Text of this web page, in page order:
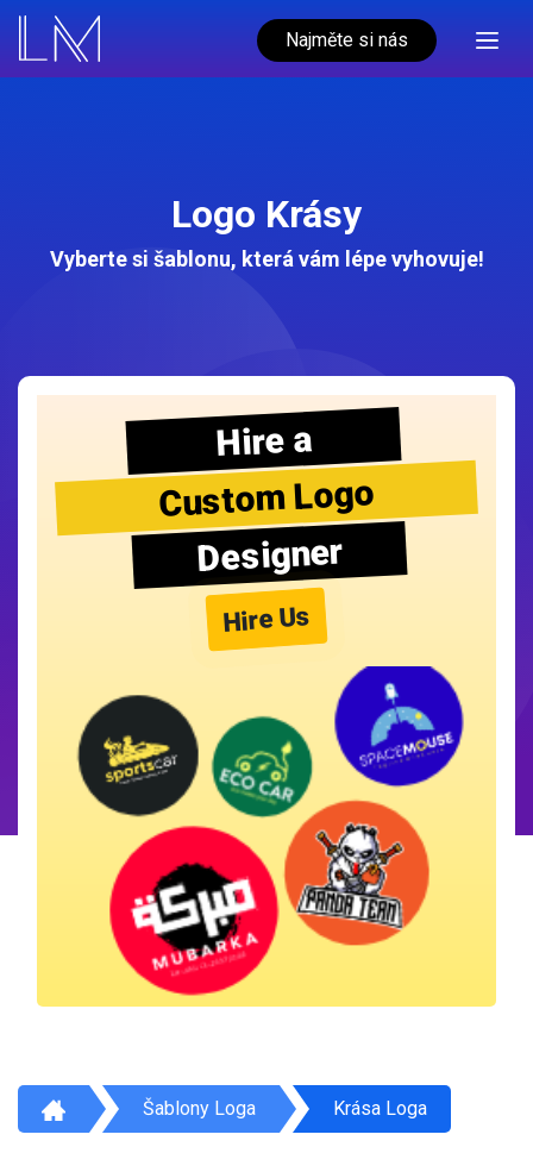
Najměte si nás
Logo Krásy
Vyberte si šablonu, která vám lépe vyhovuje!
Hire a
Custom Logo
Designer
Hire Us
Šablony Loga Krása Loga